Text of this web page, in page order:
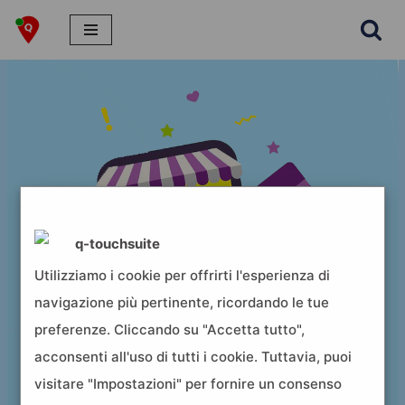
contenuto
q-touchsuite
Utilizziamo i cookie per offrirti l'esperienza di
navigazione più pertinente, ricordando le tue
preferenze. Cliccando su "Accetta tutto",
acconsenti all'uso di tutti i cookie. Tuttavia, puoi
visitare "Impostazioni" per fornire un consenso